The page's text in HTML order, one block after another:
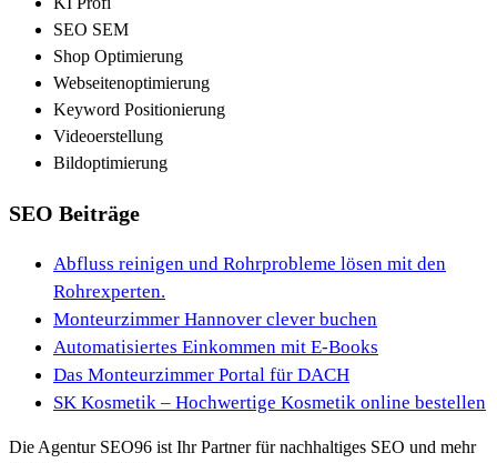
SEO SEM
Shop Optimierung
Webseitenoptimierung
Keyword Positionierung
Videoerstellung
Bildoptimierung
SEO Beiträge
Abfluss reinigen und Rohrprobleme lösen mit den
Rohrexperten.
Monteurzimmer Hannover clever buchen
Automatisiertes Einkommen mit E-Books
Das Monteurzimmer Portal für DACH
SK Kosmetik – Hochwertige Kosmetik online bestellen
Die Agentur SEO96 ist Ihr Partner für nachhaltiges SEO und mehr